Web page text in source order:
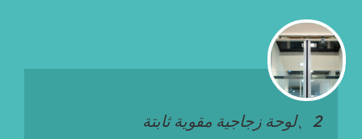
2、لوحة زجاجية مقوية ثابتة